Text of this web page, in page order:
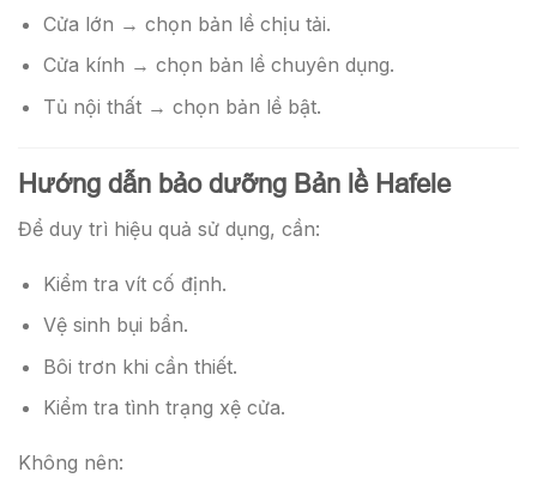
Cửa lớn → chọn bản lề chịu tải.
Cửa kính → chọn bản lề chuyên dụng.
Tủ nội thất → chọn bản lề bật.
Hướng dẫn bảo dưỡng Bản lề Hafele
Để duy trì hiệu quả sử dụng, cần:
Kiểm tra vít cố định.
Vệ sinh bụi bẩn.
Bôi trơn khi cần thiết.
Kiểm tra tình trạng xệ cửa.
Không nên: